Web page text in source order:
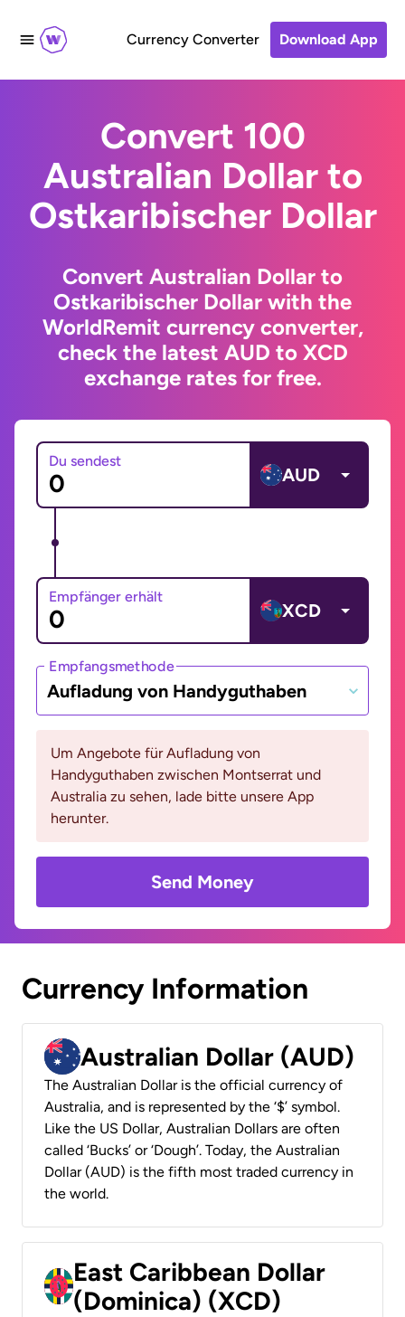
Currency Converter Download App
Convert 100
Australian Dollar to
Ostkaribischer Dollar
Convert Australian Dollar to
Ostkaribischer Dollar with the
WorldRemit currency converter,
check the latest AUD to XCD
exchange rates for free.
Du sendest
AUD
Empfänger erhält
XCD
Empfangsmethode
Aufladung von Handyguthaben
Um Angebote für Aufladung von
Handyguthaben zwischen Montserrat und
Australia zu sehen, lade bitte unsere App
herunter.
Send Money
Currency Information
Australian Dollar (AUD)
The Australian Dollar is the official currency of
Australia, and is represented by the ‘$’ symbol.
Like the US Dollar, Australian Dollars are often
called ‘Bucks’ or ‘Dough’. Today, the Australian
Dollar (AUD) is the fifth most traded currency in
the world.
East Caribbean Dollar
(Dominica) (XCD)